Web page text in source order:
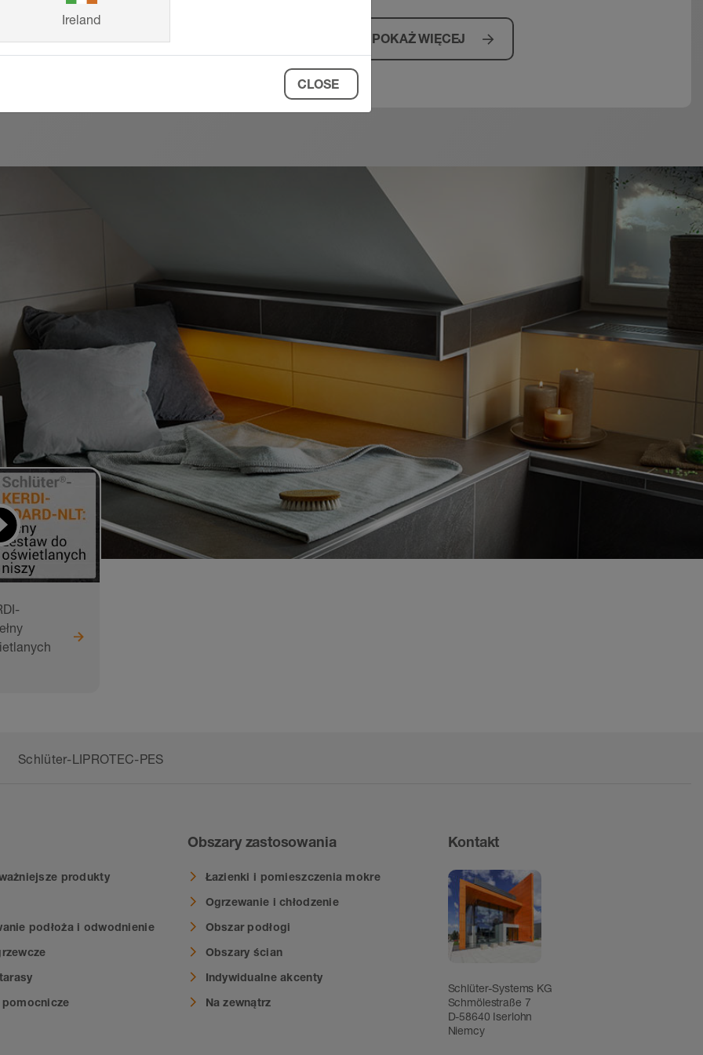
POKAŻ WIĘCEJ
Schlüter-LIPROTEC-PES
produkty
podłoża i odwodnienie
pomocnicze
Obszary zastosowania
Łazienki i pomieszczenia mokre
Ogrzewanie i chłodzenie
Obszar podłogi
Obszary ścian
Indywidualne akcenty
Na zewnątrz
Kontakt
Schlüter-Systems KG
Schmölestraße 7
D-58640 Iserlohn
Niemcy
Ireland
CLOSE